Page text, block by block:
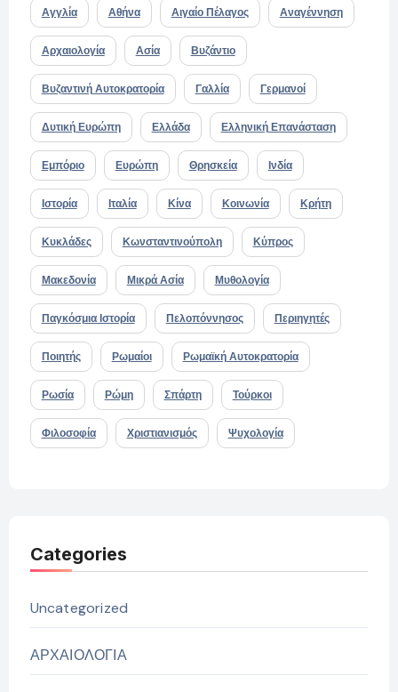
Αγγλία Αθήνα Αιγαίο Πέλαγος Αναγέννηση
Αρχαιολογία Ασία Βυζάντιο
Βυζαντινή Αυτοκρατορία Γαλλία Γερμανοί
Δυτική Ευρώπη Ελλάδα Ελληνική Επανάσταση
Εμπόριο Ευρώπη Θρησκεία Ινδία
Ιστορία Ιταλία Κίνα Κοινωνία Κρήτη
Κυκλάδες Κωνσταντινούπολη Κύπρος
Μακεδονία Μικρά Ασία Μυθολογία
Παγκόσμια Ιστορία Πελοπόννησος Περιηγητές
Ποιητής Ρωμαίοι Ρωμαϊκή Αυτοκρατορία
Ρωσία Ρώμη Σπάρτη Τούρκοι
Φιλοσοφία Χριστιανισμός Ψυχολογία
Categories
Uncategorized
ΑΡΧΑΙΟΛΟΓΙΑ